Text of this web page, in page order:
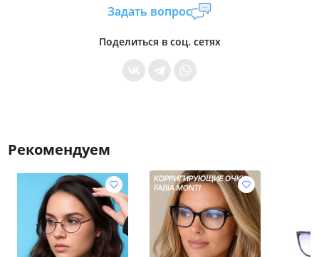
Уровень доступа:0
* Общие условия читайте в правилах сайта
Задать вопрос
Поделиться в соц. сетях
Рекомендуем